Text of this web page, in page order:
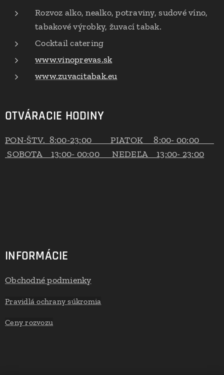
Rozvoz alko, nealko, potraviny, sudové víno,
tabakové výrobky, žuvací tabak.
Cocktail catering
www.vinoprevas.sk
www.zuvacitabak.eu
OTVÁRACIE HODINY
PON-ŠTV. 8:00-23:00 PIATOK 8:00- 00:00
SOBOTA 13:00- 00:00 NEDEĽA 13:00- 23:00
INFORMÁCIE
Obchodné podmienky
Pravidlá ochrany súkromia
Ceny rozvozu